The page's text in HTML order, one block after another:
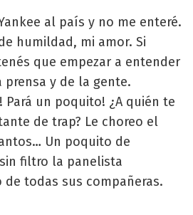
al país y no me enteré.
humildad, mi amor. Si
que empezar a entender
prensa y de la gente.
un poquito! ¿A quién te
de trap? Le choreo el
Un poquito de
filtro la panelista
de todas sus compañeras.